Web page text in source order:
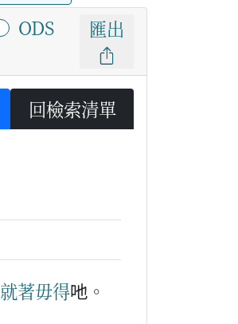
ODS 匯出
回檢索清單
就著毋得吔。